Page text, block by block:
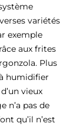
variétés
exemple
aux frites
Plus
humidifier
vieux
n’a pas de
qu’il n’est